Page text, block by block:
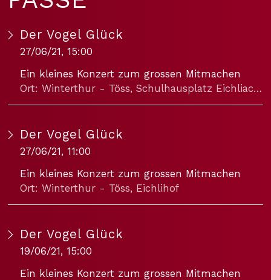
Der Vogel Glück
27/06/21, 15:00
Ein kleines Konzert zum grossen Mitmachen
Für Menschen ab 4 Jahren
Eine Produktion von KLANGKISTE
Mit Monika Flieger, Stimme&Akkordeon und Andrea Zuzak, Violine&Stimme
Idee, Konzept: Monika Flieger
Kreation: Monika Flieger und Andrea Zuzak
Musik: Folk, G. F. Händel, Eigenkompositionen, Improvisationen
Nach dem tschechischen Märchen «Mir gefällt es nicht überall» von Libuše und Josef Paleček:
Ort: Winterthur - Töss, Schulhausplatz Eichliacker
Der Vogel Glück
27/06/21, 11:00
Ein kleines Konzert zum grossen Mitmachen
Für Menschen ab 4 Jahren
Eine Produktion von KLANGKISTE
Mit Monika Flieger, Stimme&Akkordeon und Andrea Zuzak, Violine&Stimme
Idee, Konzept: Monika Flieger
Ort: Winterthur - Töss, Eichlihof
Der Vogel Glück
19/06/21, 15:00
Ein kleines Konzert zum grossen Mitmachen